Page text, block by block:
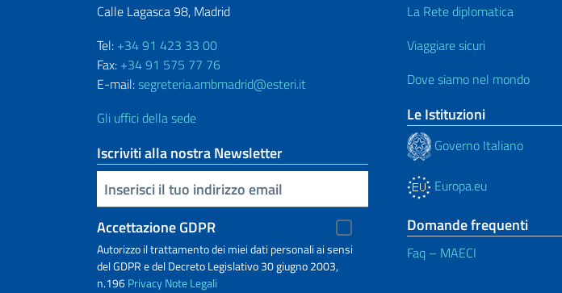
Calle Lagasca 98, Madrid
Tel: +34 91 423 33 00
Fax: +34 91 575 77 76
E-mail:segreteria.ambmadrid@esteri.it
Gli uffici della sede
Iscriviti alla nostra Newsletter
Inserisci la tua email
Accettazione GDPR
Autorizzo il trattamento dei miei dati personali ai sensi
del GDPR e del Decreto Legislativo 30 giugno 2003,
n.196PrivacyNote Legali
La Rete diplomatica
Viaggiare sicuri
Dove siamo nel mondo
Le Istituzioni
Governo Italiano
Europa.eu
Domande frequenti
Faq – MAECI